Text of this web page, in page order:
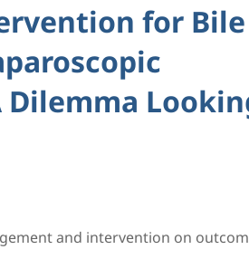
for
and intervention on